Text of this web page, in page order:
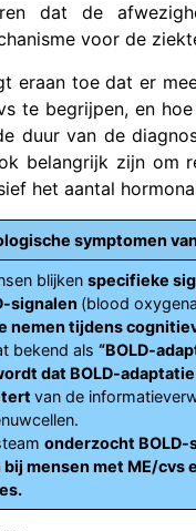
dat de
voor de
eraan toe dat er
te begrijpen, en
duur van de
belangrijk zijn om
het aantal
symptomen
blijkenspecifieke
signalen (blood
nemen tijdens
bekend als“BOLD-
dat BOLD-
van de
onderzocht BOLD-
mensen met ME/cvs